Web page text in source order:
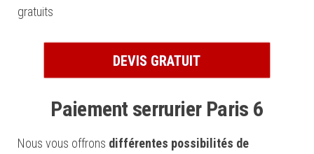
gratuits
DEVIS GRATUIT
Paiement serrurier Paris 6
Nous vous offrons différentes possibilités de